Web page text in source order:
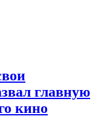
главную
кино